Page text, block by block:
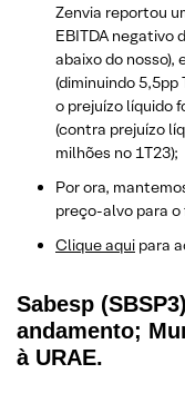
Zenvia reportou
EBITDA negativo
abaixo do nosso),
(diminuindo 5,5pp
o prejuízo líquido
(contra prejuízo
milhões no 1T23);
Por ora,
preço-alvo para o
Clique aqui para
Sabesp
andamento;
à URAE.